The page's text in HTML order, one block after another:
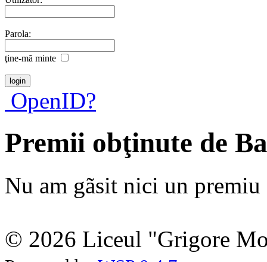
Parola:
ţine-mã minte
OpenID?
Premii obţinute de
Nu am gãsit nici un premiu
© 2026 Liceul "Grigore